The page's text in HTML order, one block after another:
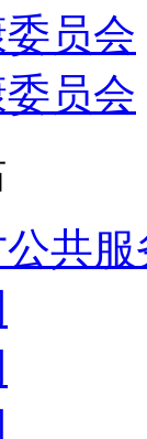
员会
员会
共服